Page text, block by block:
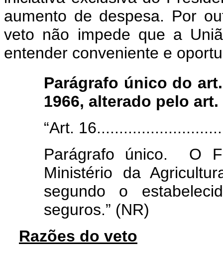
aumento de despesa. Por
veto não impede que a
entender conveniente e
Parágrafo único do
1966, alterado pelo
“Art.
Parágrafo único. O
Ministério da
segundo o
seguros.” (NR)
Razões do veto